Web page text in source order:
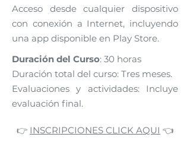
Acceso desde cualquier dispositivo
con conexión a Internet, incluyendo
una app disponible en Play Store.
Duración del Curso: 30 horas
Duración total del curso: Tres meses.
Evaluaciones y actividades: Incluye
evaluación final.
👉 INSCRIPCIONES CLICK AQUI 👈